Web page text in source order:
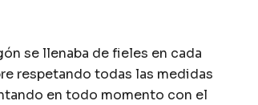
se llenaba de fieles en cada
respetando todas las medidas
en todo momento con el